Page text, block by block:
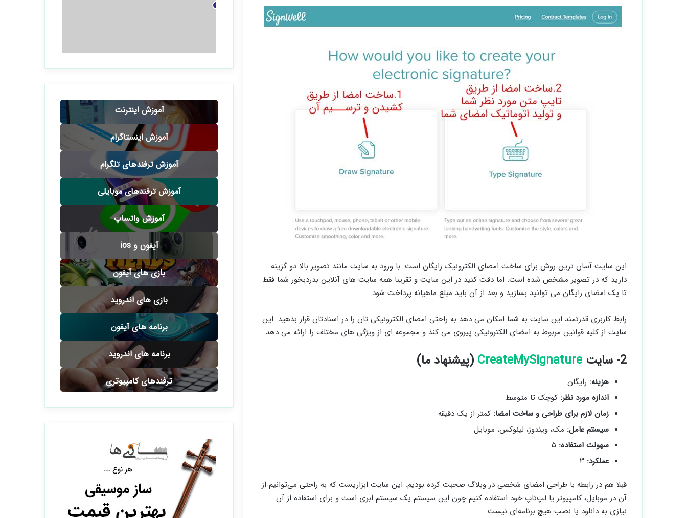
این سایت آسان ترین روش برای ساخت امضای الکترونیک رایگان است. با ورود به سایت مانند تصویر بالا دو گزینه
دارید که در تصویر مشخص شده است. اما دقت کنید در این سایت و تقریبا همه سایت های آنلاین بدردبخور شما فقط
تا یک امضای رایگان می توانید بسازید و بعد از آن باید مبلغ ماهیانه پرداخت شود.
رابط کاربری قدرتمند این سایت به شما امکان می دهد به راحتی امضای الکترونیکی تان را در اسنادتان قرار بدهید. این
سایت از کلیه قوانین مربوط به امضای الکترونیکی پیروی می کند و مجموعه ای از ویژگی های مختلف را ارائه می دهد.
2- سایت CreateMySignature (پیشنهاد ما)
هزینه: رایگان
اندازه مورد نظر: کوچک تا متوسط
زمان لازم برای طراحی و ساخت امضا: کمتر از یک دقیقه
سیستم عامل: مک، ویندوز، لینوکس، موبایل
سهولت استفاده: ۵
عملکرد: ۳
قبلا هم در رابطه با طراحی امضای شخصی در وبلاگ صحبت کرده بودیم. این سایت ابزاریست که به راحتی می‌توانیم از
آن در موبایل، کامپیوتر یا لپ‌تاپ خود استفاده کنیم چون این سیستم یک سیستم ابری است و برای استفاده از آن
نیازی به دانلود یا نصب هیچ برنامه‌ای نیست.
آموزش اینترنت
آموزش اینستاگرام
آموزش ترفندهای تلگرام
آموزش ترفندهای موبایلی
آموزش واتساپ
آیفون و ios
بازی های آیفون
بازی های اندروید
برنامه های آیفون
برنامه های اندروید
ترفندهای کامپیوتری